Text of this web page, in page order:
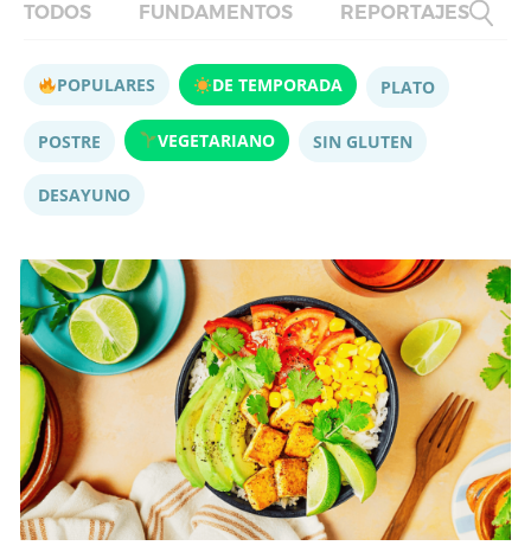
TODOS FUNDAMENTOS REPORTAJES
POPULARES DE TEMPORADA PLATO
POSTRE VEGETARIANO SIN GLUTEN
DESAYUNO